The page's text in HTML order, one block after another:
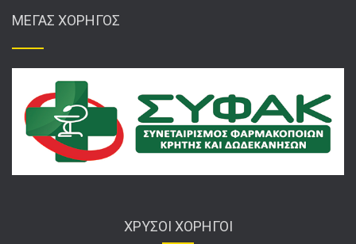
ΜΕΓΑΣ ΧΟΡΗΓΟΣ
ΧΡΥΣΟΙ ΧΟΡΗΓΟΙ